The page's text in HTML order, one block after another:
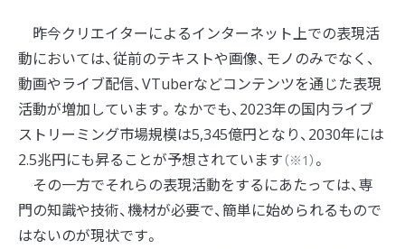
昨今クリエイターによるインターネット上での表現活
動においては、従前のテキストや画像、モノのみでなく、
動画やライブ配信、VTuberなどコンテンツを通じた表現
活動が増加しています。なかでも、2023年の国内ライブ
ストリーミング市場規模は5,345億円となり、2030年には
2.5兆円にも昇ることが予想されています（※1）。
その一方でそれらの表現活動をするにあたっては、専
門の知識や技術、機材が必要で、簡単に始められるもので
はないのが現状です。